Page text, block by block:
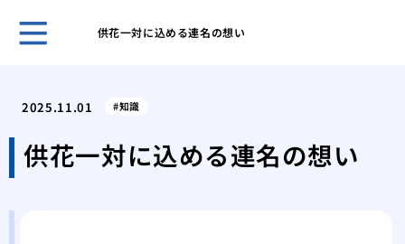
供花一対に込める連名の想い
2025.11.01 知識
供花一対に込める連名の想い